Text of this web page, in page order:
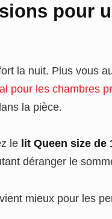
pour
la nuit. Plus vous
pour les chambres
la pièce.
le lit Queen size de
déranger le
mieux pour les